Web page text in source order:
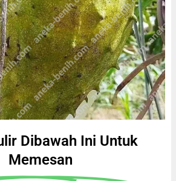
Dibawah Ini Untuk
Memesan